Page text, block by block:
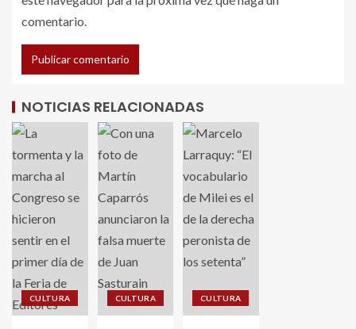
comentario.
NOTICIAS RELACIONADAS
CULTURA CULTURA CULTURA